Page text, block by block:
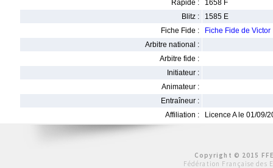
Rapide :
1658 F
Blitz :
1585 E
Fiche Fide :
Fiche Fide de Victor
Arbitre national :
Arbitre fide :
Initiateur :
Animateur :
Entraîneur :
Affiliation :
Licence A le 01/09/
Copyright © 2015
Fédération Française des